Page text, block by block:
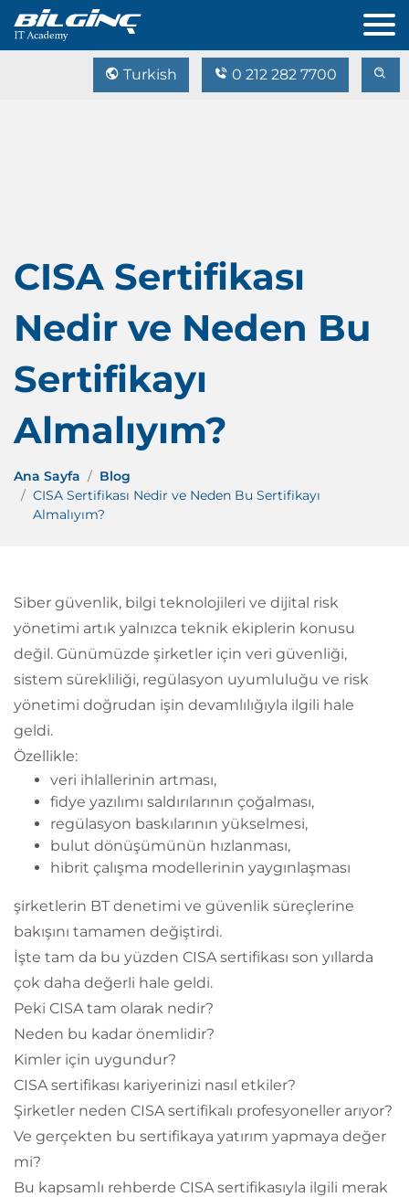
Turkish 0 212 282 7700
CISA Sertifikası
Nedir ve Neden Bu
Sertifikayı
Almalıyım?
Ana Sayfa
Blog
CISA Sertifikası Nedir ve Neden Bu Sertifikayı
Almalıyım?
Siber güvenlik, bilgi teknolojileri ve dijital risk
yönetimi artık yalnızca teknik ekiplerin konusu
değil. Günümüzde şirketler için veri güvenliği,
sistem sürekliliği, regülasyon uyumluluğu ve risk
yönetimi doğrudan işin devamlılığıyla ilgili hale
geldi.
Özellikle:
veri ihlallerinin artması,
fidye yazılımı saldırılarının çoğalması,
regülasyon baskılarının yükselmesi,
bulut dönüşümünün hızlanması,
hibrit çalışma modellerinin yaygınlaşması
şirketlerin BT denetimi ve güvenlik süreçlerine
bakışını tamamen değiştirdi.
İşte tam da bu yüzden CISA sertifikası son yıllarda
çok daha değerli hale geldi.
Peki CISA tam olarak nedir?
Neden bu kadar önemlidir?
Kimler için uygundur?
CISA sertifikası kariyerinizi nasıl etkiler?
Şirketler neden CISA sertifikalı profesyoneller arıyor?
Ve gerçekten bu sertifikaya yatırım yapmaya değer
mi?
Bu kapsamlı rehberde CISA sertifikasıyla ilgili merak